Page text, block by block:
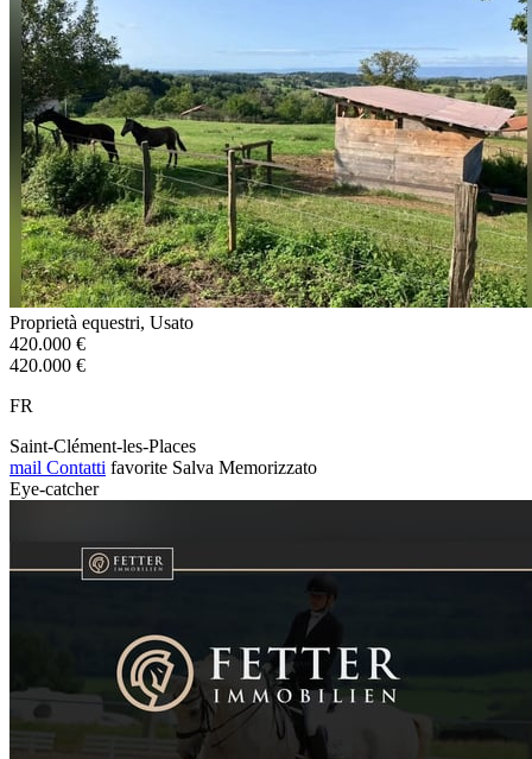
Proprietà equestri, Usato
420.000 €
420.000 €
FR
Saint-Clément-les-Places
mail Contatti favorite Salva Memorizzato
Eye-catcher